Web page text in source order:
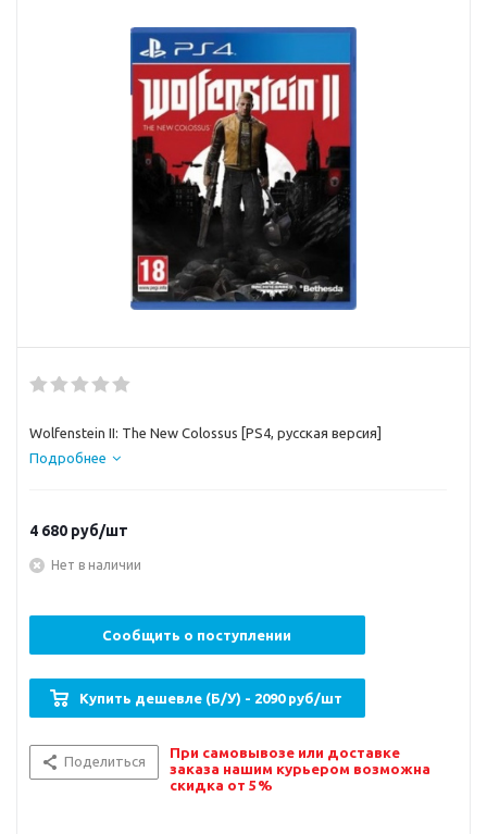
Wolfenstein II: The New Colossus [PS4, русская версия]
Подробнее
4 680 руб/шт
Нет в наличии
Сообщить о поступлении
Купить дешевле (Б/У) - 2090 руб/шт
Поделиться
При самовывозе или доставке
заказа нашим курьером возможна
скидка от 5%